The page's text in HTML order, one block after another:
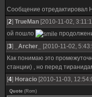
Сообщение отредактировал
[2] TrueMan [2010-11-02,
ой пошло
[3] _Archer_
[2010-11-02,
Как понимаю это
станции) , но перед
[4] Horacio [2010-11-03,
Quote (Rom)